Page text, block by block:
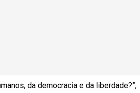
da democracia e da liberdade?”,